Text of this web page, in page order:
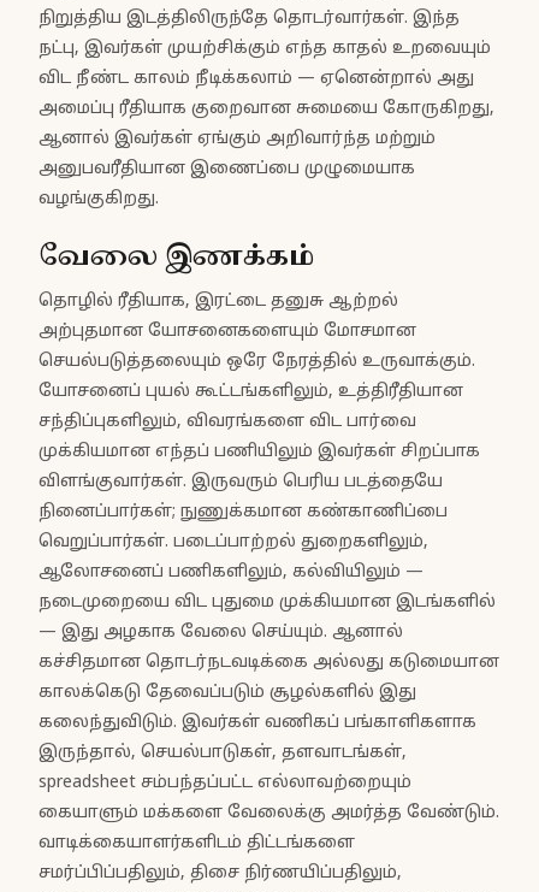
நிறுத்திய இடத்திலிருந்தே தொடர்வார்கள். இந்த
நட்பு, இவர்கள் முயற்சிக்கும் எந்த காதல் உறவையும்
விட நீண்ட காலம் நீடிக்கலாம் — ஏனென்றால் அது
அமைப்பு ரீதியாக குறைவான சுமையை கோருகிறது,
ஆனால் இவர்கள் ஏங்கும் அறிவார்ந்த மற்றும்
அனுபவரீதியான இணைப்பை முழுமையாக
வழங்குகிறது.
வேலை இணக்கம்
தொழில் ரீதியாக, இரட்டை தனுசு ஆற்றல்
அற்புதமான யோசனைகளையும் மோசமான
செயல்படுத்தலையும் ஒரே நேரத்தில் உருவாக்கும்.
யோசனைப் புயல் கூட்டங்களிலும், உத்திரீதியான
சந்திப்புகளிலும், விவரங்களை விட பார்வை
முக்கியமான எந்தப் பணியிலும் இவர்கள் சிறப்பாக
விளங்குவார்கள். இருவரும் பெரிய படத்தையே
நினைப்பார்கள்; நுணுக்கமான கண்காணிப்பை
வெறுப்பார்கள். படைப்பாற்றல் துறைகளிலும்,
ஆலோசனைப் பணிகளிலும், கல்வியிலும் —
நடைமுறையை விட புதுமை முக்கியமான இடங்களில்
— இது அழகாக வேலை செய்யும். ஆனால்
கச்சிதமான தொடர்நடவடிக்கை அல்லது கடுமையான
காலக்கெடு தேவைப்படும் சூழல்களில் இது
கலைந்துவிடும். இவர்கள் வணிகப் பங்காளிகளாக
இருந்தால், செயல்பாடுகள், தளவாடங்கள்,
spreadsheet சம்பந்தப்பட்ட எல்லாவற்றையும்
கையாளும் மக்களை வேலைக்கு அமர்த்த வேண்டும்.
வாடிக்கையாளர்களிடம் திட்டங்களை
சமர்ப்பிப்பதிலும், திசை நிர்ணயிப்பதிலும்,